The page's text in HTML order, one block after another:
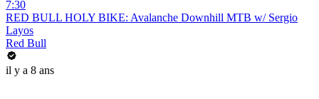
7:30
RED BULL HOLY BIKE: Avalanche Downhill MTB w/ Sergio
Layos
Red Bull
il y a 8 ans